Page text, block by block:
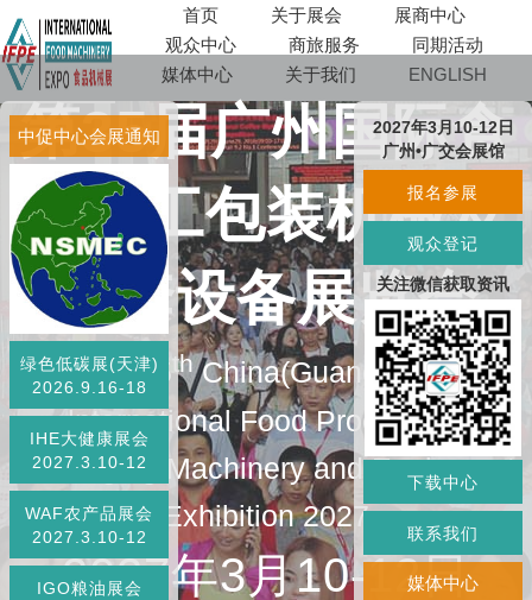
首页 关于展会
展商中心
观众中心
商旅服务
同期活动
媒体中心
关于我们 ENGLISH
第35届广州国际食
品加工包装机械及
配套设备展览会
The 35thChina(Guangzhou)
lnternational Food Processing
Packaging Machinery and Equipment
Exhibition 2027
2027年3月10-12日
中促中心会展通知
绿色低碳展(天津)
2026.9.16-18
IHE大健康展会
2027.3.10-12
WAF农产品展会
2027.3.10-12
IGO粮油展会
2027年3月10-12日
广州•广交会展馆
报名参展
观众登记
关注微信获取资讯
下载中心
联系我们
媒体中心